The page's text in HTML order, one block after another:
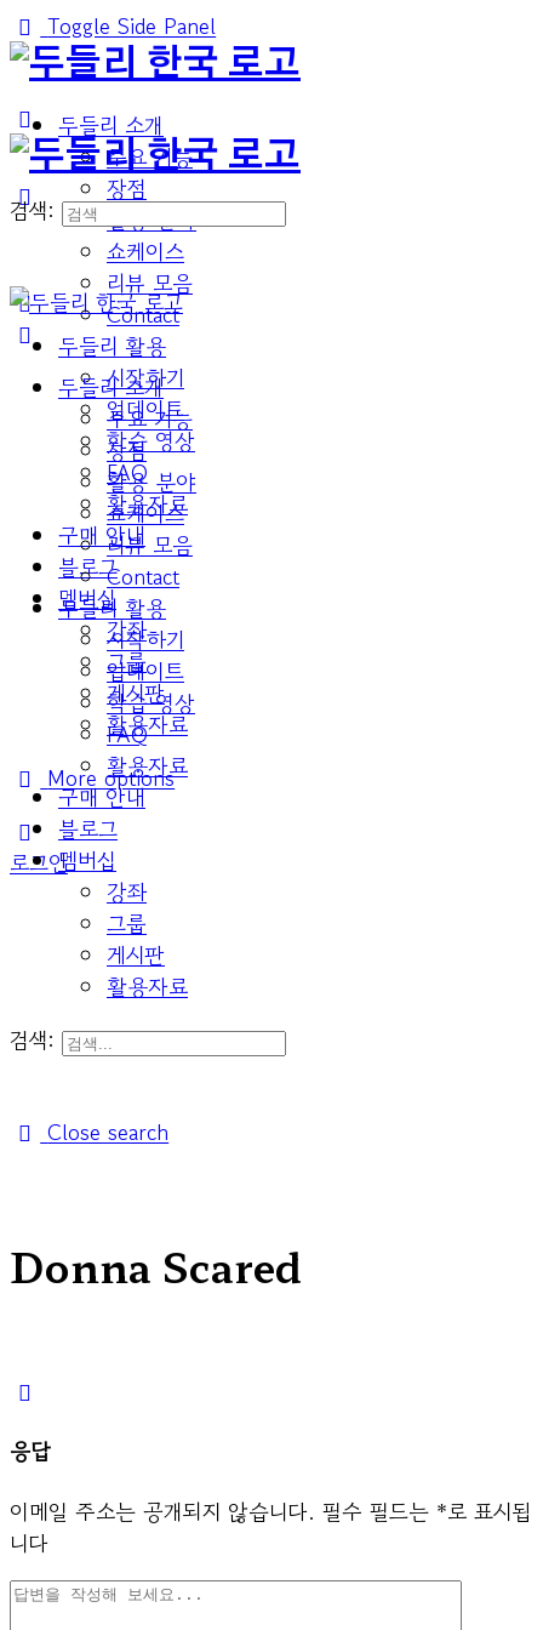
Toggle Side Panel
두들리 소개
주요 기능
장점
활용 분야
쇼케이스
리뷰 모음
Contact
두들리 활용
시작하기
업데이트
학습 영상
FAQ
활용자료
구매 안내
블로그
멤버십
강좌
그룹
게시판
활용자료
More options
로그인
검색:
두들리 소개
주요 기능
장점
활용 분야
쇼케이스
리뷰 모음
Contact
두들리 활용
시작하기
업데이트
학습 영상
FAQ
활용자료
구매 안내
블로그
멤버십
강좌
그룹
게시판
활용자료
검색:
Close search
Donna Scared
응답
이메일 주소는 공개되지 않습니다. 필수 필드는 *로 표시됩
니다